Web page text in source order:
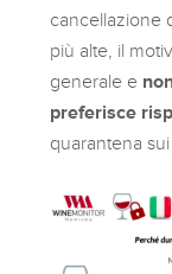
cancellazione
più alte, il
generale e
preferisce
quarantena